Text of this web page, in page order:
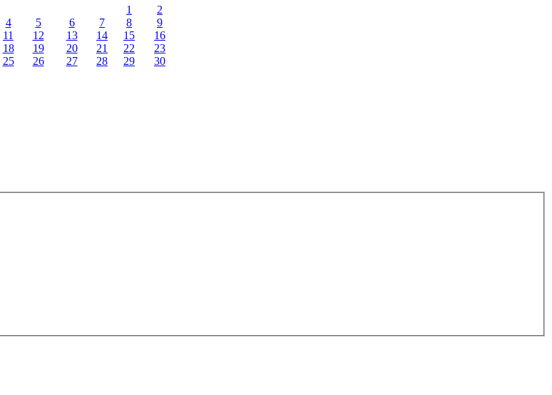
1
2
4 5 6 7 8
9
11 12 13 14 15
16
18 19 20 21 22
23
25 26 27 28 29
30